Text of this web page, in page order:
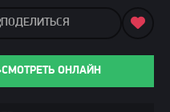
ПОДЕЛИТЬСЯ
СМОТРЕТЬ ОНЛАЙН